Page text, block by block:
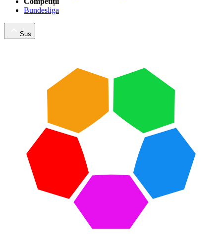
Bundesliga
Sus